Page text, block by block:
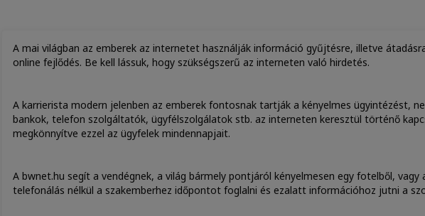
A mai világban az emberek az internetet használják információ gyűjtésre, illetve
online fejlődés. Be kell lássuk, hogy szükségszerű az interneten való hirdetés.
A karrierista modern jelenben az emberek fontosnak tartják a kényelmes ügyintézést,
bankok, telefon szolgáltatók, ügyfélszolgálatok stb. az interneten keresztül történő
megkönnyítve ezzel az ügyfelek mindennapjait.
A bwnet.hu segít a vendégnek, a világ bármely pontjáról kényelmesen egy fotelből, vagy
telefonálás nélkül a szakemberhez időpontot foglalni és ezalatt információhoz jutni a